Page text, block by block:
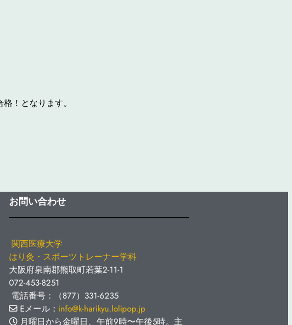
！となります。
お問い合わせ
関西医療大学
はり灸・スポーツトレーナー学科
大阪府泉南郡熊取町若葉2-11-1
072-453-8251
電話番号：（877）331-6235
Eメール： info@k-harikyu.lolipop.jp
月曜日から金曜日、午前9時〜午後5時。 主